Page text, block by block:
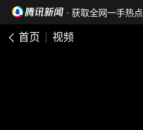
· 获取全网一手热点
首页 视频